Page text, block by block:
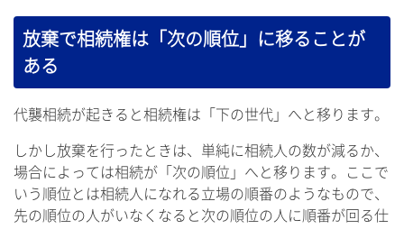
放棄で相続権は「次の順位」に移ることが
ある
代襲相続が起きると相続権は「下の世代」へと移ります。
しかし放棄を行ったときは、単純に相続人の数が減るか、
場合によっては相続が「次の順位」へと移ります。ここで
いう順位とは相続人になれる立場の順番のようなもので、
先の順位の人がいなくなると次の順位の人に順番が回る仕